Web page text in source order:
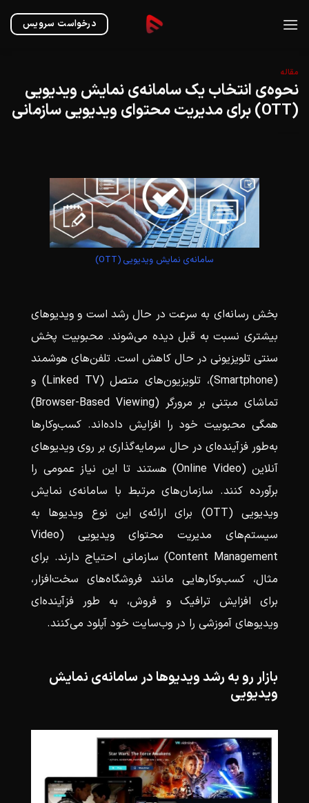
درخواست سرویس
مقاله
نحوه‌ی انتخاب یک سامانه‌ی نمایش ویدیویی
(OTT) برای مدیریت محتوای ویدیویی سازمانی
سامانه‌ی نمایش ویدیویی (OTT)
بخش رسانه‌ای به سرعت در حال رشد است و ویدیوهای
بیشتری نسبت به قبل دیده می‌شوند. محبوبیت پخش
سنتی تلویزیونی در حال کاهش است. تلفن‌های هوشمند
(Smartphone)، تلویزیون‌های متصل (Linked TV) و
تماشای مبتنی بر مرورگر (Browser-Based Viewing)
همگی محبوبیت خود را افزایش داده‌اند. کسب‌وکارها
به‌طور فزآینده‌ای در حال سرمایه‌گذاری بر روی ویدیوهای
آنلاین (Online Video) هستند تا این نیاز عمومی را
برآورده کنند. سازمان‌های مرتبط با سامانه‌ی نمایش
ویدیویی (OTT) برای ارائه‌ی این نوع ویدیوها به
سیستم‌های مدیریت محتوای ویدیویی (Video
Content Management) سازمانی احتیاج دارند. برای
مثال، کسب‌وکارهایی مانند فروشگاه‌های سخت‌افزار،
برای افزایش ترافیک و فروش، به طور فزآینده‌ای
ویدیوهای آموزشی را در وب‌سایت خود آپلود می‌کنند.
بازار رو ‌به‌ رشد ویدیوها در سامانه‌ی نمایش
ویدیویی